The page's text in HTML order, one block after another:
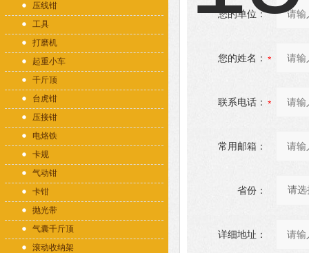
压线钳
工具
打磨机
起重小车
千斤顶
台虎钳
压接钳
电烙铁
卡规
气动钳
卡钳
抛光带
气囊千斤顶
滚动收纳架
您的单位：
您的姓名：
联系电话：
常用邮箱：
省份：
详细地址：